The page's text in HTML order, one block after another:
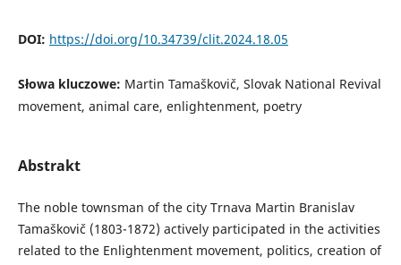
DOI: https://doi.org/10.34739/clit.2024.18.05
Słowa kluczowe: Martin Tamaškovič, Slovak National Revival
movement, animal care, enlightenment, poetry
Abstrakt
The noble townsman of the city Trnava Martin Branislav
Tamaškovič (1803-1872) actively participated in the activities
related to the Enlightenment movement, politics, creation of